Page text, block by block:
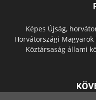
Képes Újság,
Horvátországi
Köztársaság állami